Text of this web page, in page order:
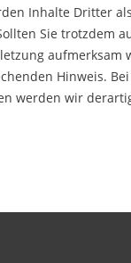
Inhalte Dritter
Sie trotzdem
aufmerksam
Hinweis.
werden wir